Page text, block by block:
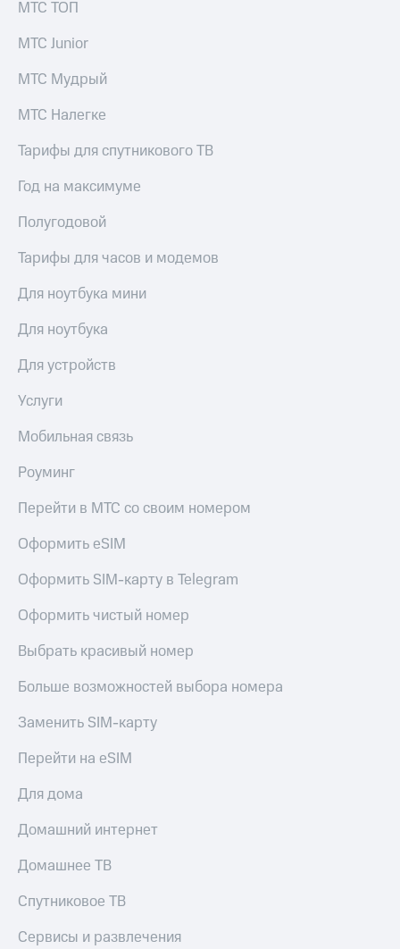
акционера
Акционерный
капитал
Контроль
и
Рынок
Программа
Порядок
акций
Рынок
облигаций
Описание
Еврооблигации-2023
Уведомление
облигаций
Реквизиты
развитие
На главную
МТС ТОП
МТС Junior
МТС Мудрый
МТС Налегке
Тарифы для спутникового ТВ
Год на максимуме
Полугодовой
Тарифы для часов и модемов
Для ноутбука мини
Для ноутбука
Для устройств
Услуги
Мобильная связь
Роуминг
Перейти в МТС со своим номером
Оформить eSIM
Оформить SIM-карту в Telegram
Оформить чистый номер
Выбрать красивый номер
Больше возможностей выбора номера
Заменить SIM-карту
Перейти на eSIM
Для дома
Домашний интернет
Домашнее ТВ
Спутниковое ТВ
Сервисы и развлечения